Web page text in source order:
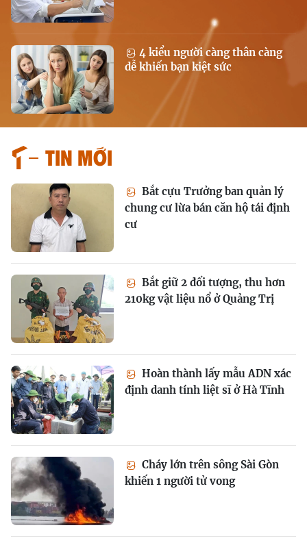
4 kiểu người càng thân càng
dễ khiến bạn kiệt sức
Tin mới
Bắt cựu Trưởng ban quản lý
chung cư lừa bán căn hộ tái định
cư
Bắt giữ 2 đối tượng, thu hơn
210kg vật liệu nổ ở Quảng Trị
Hoàn thành lấy mẫu ADN xác
định danh tính liệt sĩ ở Hà Tĩnh
Cháy lớn trên sông Sài Gòn
khiến 1 người tử vong